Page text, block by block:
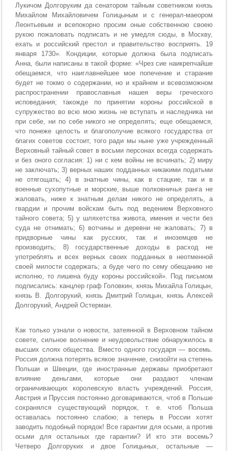
Лукичом Долгоруким да сенатором тайным советником князь
Михайлом Михайловичем Голицыным и с генерал-маеором
Леонтьевым и всепокорно просим оные собственною своею
рукою пожаловать подписать и не умедля сюды, в Москву,
ехать и российский престол и правительство восприять. 19
января 1730». Кондиции, которые должна была подписать
Анна, были написаны в такой форме: «Чрез сие наикрепчайше
обещаемся, что наиглавнейшее мое попечение и старание
будет не токмо о содержании, но и крайнем и всевозможном
распространении православныя нашея веры греческого
исповедания; такожде по принятии короны российской в
супружество во всю мою жизнь не вступать и наследника ни
при себе, ни по себе никого не определять; еще обещаемся,
что понеже целость и благополучие всякого государства от
благих советов состоит, того ради мы ныне уже учрежденный
Верховный тайный совет в восьми персонах всегда содержать
и без оного согласия: 1) ни с кем войны не всчинать; 2) миру
не заключать; 3) верных наших подданных никакими податьми
не отягощать; 4) в знатные чины, как в стацкие, так и в
военные сухопутные и морские, выше полковничья ранга не
жаловать, ниже к знатным делам никого не определять, а
гвардии и прочим войскам быть под ведением Верховного
тайного совета; 5) у шляхетства живота, имения и чести без
суда не отнимать; 6) вотчины и деревни не жаловать; 7) в
придворные чины как русских, так и иноземцев не
производить; 8) государственные доходы в расход не
употреблять и всех верных своих подданных в неотменной
своей милости содержать; а буде чего по сему обещанию не
исполню, то лишена буду короны российской». Под письмом
подписались: канцлер граф Головкин, князь Михайла Голицын,
князь В. Долгорукий, князь Дмитрий Голицын, князь Алексей
Долгорукий, Андрей Остерман.
Как только узнали о новости, затеянной в Верховном тайном
совете, сильное волнение и неудовольствие обнаружилось в
высших слоях общества. Вместо одного государя — восемь.
Россия должна потерять всякое значение, снизойти на степень
Польши и Швеции, где иностранные державы приобретают
влияние деньгами, которые они раздают членам
ограничивающих королевскую власть учреждений. Россия,
Австрия и Пруссия постоянно договариваются, чтоб в Польше
сохранялся существующий порядок, т. е. чтоб Польша
оставалась постоянно слабою; а теперь в России хотят
заводить подобный порядок! Все гарантии для осьми, а против
осьми для остальных где гарантии? И кто эти восемь?
Четверо Долгоруких и двое Голицыных, остальные —